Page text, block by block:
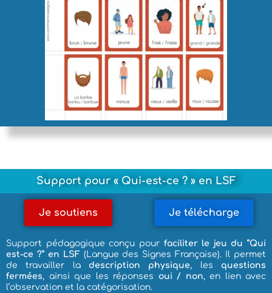
Support pour « Qui-est-ce ? » en LSF
Je soutiens Je télécharge
Support pédagogique conçu pour faciliter le jeu du “Qui
est-ce ?” en LSF (Langue des Signes Française). Il permet
de travailler la description physique, les questions
fermées, ainsi que les réponses oui / non, en lien avec
l’observation et la catégorisation.